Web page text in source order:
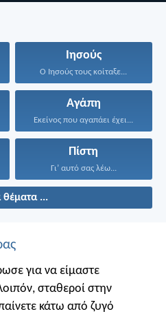
Ιησούς
Ο Ιησούς τους κοίταξε...
Αγάπη
Εκείνος που αγαπάει έχει...
Πίστη
Γι’ αυτό σας λέω...
θέματα ...
για να είμαστε
σταθεροί στην
κάτω από ζυγό